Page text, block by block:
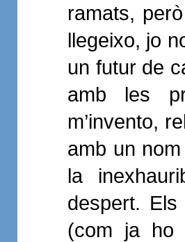
ramats,
llegeixo, jo
un futur de
amb les
m’invento,
amb un
la
despert. Els
(com ja ho